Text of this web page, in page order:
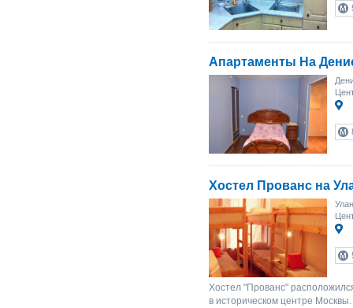
Апартаменты На
Хостел Прованс на
Хостел "Прованс"
в историческом центре